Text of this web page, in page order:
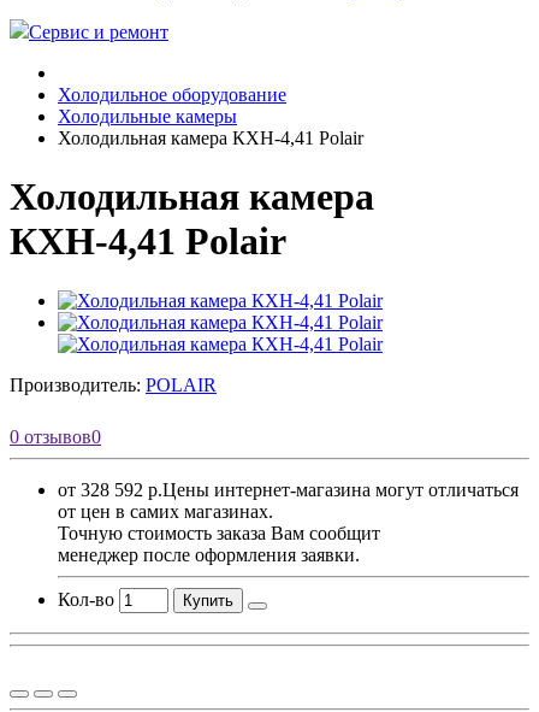
Сервис и ремонт
Холодильное оборудование
Холодильные камеры
Холодильная камера КХН-4,41 Polair
Холодильная камера
КХН-4,41 Polair
Производитель: POLAIR
0 отзывов0
от 328 592 р.Цены интернет-магазина могут отличаться
от цен в самих магазинах.
Точную стоимость заказа Вам сообщит
менеджер после оформления заявки.
Кол-во Купить